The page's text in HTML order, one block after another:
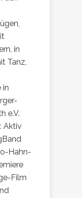
in
Tanz,
in
e.V.
Aktiv
Hahn-
Film